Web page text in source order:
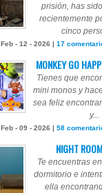
prisión, has
recientemente
cinco
Feb - 12 - 2026 | 17
MONKEY GO
Tienes que
mini monos y
sea feliz
y...
Feb - 09 - 2026 | 58
NIGHT
Te encuentras
dormitorio e
ella